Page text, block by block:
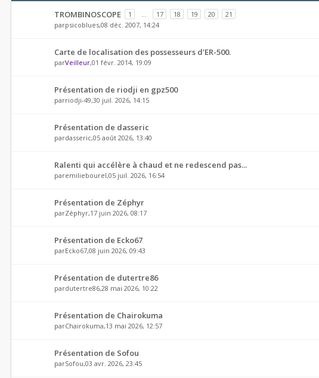
TROMBINOSCOPE 1 … 17 18 19 20
21
parpsicoblues,08 déc. 2007, 14:24
Carte de localisation des possesseurs d'ER-500.
parVeilleur,01 févr. 2014, 19:09
Présentation de riodji en gpz500
parriodji-49,30 juil. 2026, 14:15
Présentation de dasseric
pardasseric,05 août 2026, 13:40
Ralenti qui accélère à chaud et ne redescend pas...
paremiliebourel,05 juil. 2026, 16:54
Présentation de Zéphyr
parZéphyr,17 juin 2026, 08:17
Présentation de Ecko67
parEcko67,08 juin 2026, 09:43
Présentation de dutertre86
pardutertre86,28 mai 2026, 10:22
Présentation de Chairokuma
parChairokuma,13 mai 2026, 12:57
Présentation de Sofou
parSofou,03 avr. 2026, 23:45